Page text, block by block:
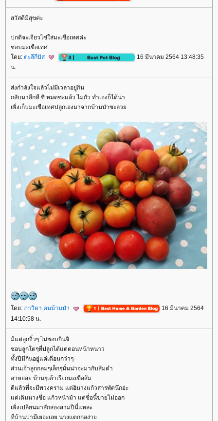
สวัสดีมีสุขค่ะ
ปกติจะเจียวไข่ใส่มะเขือเทศค่ะ
ชอบมะเขือเทศ
ดย: ตะลีกีปัส
16 มีนาคม 2564 13:48:35
น.
ส่งกำลังใจแล้วไม่มีเวลาอยู่กิน
กลับมาอีกที ชิ หมดซะแล้ว ไม่กัว ทำเองก็ได้น่า
เพิ่งเก็บมะเขือเทศปลูกเองมาจากบ้านป่าซะล่ว
ดย: ภาวิดา คนบ้านป่า
16 มีนาคม 2564
14:10:58 น.
มีแต่ลูกจิ๋วๆ ไม่ชอบกินจิ
ชอบลูกโตๆที่ปลูกได้แต่ตอนหน้าหนาว
ทั้งปีมีกินอยู่แค่เดือนกว่าๆ
ส่วนเจ้าลูกกลมๆเล็กๆนั่นน่าจะมากับส้มตำ
อาหย่อย บ้านๆเค้าเรียกมะเขือส้ม
ดีแล้วที่จะมีพวงคราม แต่อินางแก้วสารพัดนึกอ่ะ
ต่เดิมนางชื่อ แก้วหน้าม้า แต่ชื่อนี้ขายไม่ออก
เพิ่งเปลี่ยนมาสักสองสามปีนี่แหละ
ที่บ้านป่ามีเยอะเลย นางแตกกอง่า